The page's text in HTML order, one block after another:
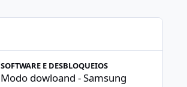
SOFTWARE E DESBLOQUEIOS
Modo dowloand - Samsung